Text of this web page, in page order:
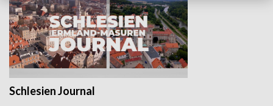
Schlesien Journal